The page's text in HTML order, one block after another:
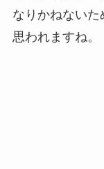
なりかねないた
思われますね。